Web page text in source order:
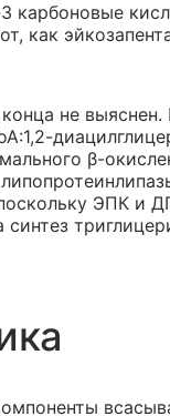
карбоновые
как
не
β-
ЭПК и
синтез